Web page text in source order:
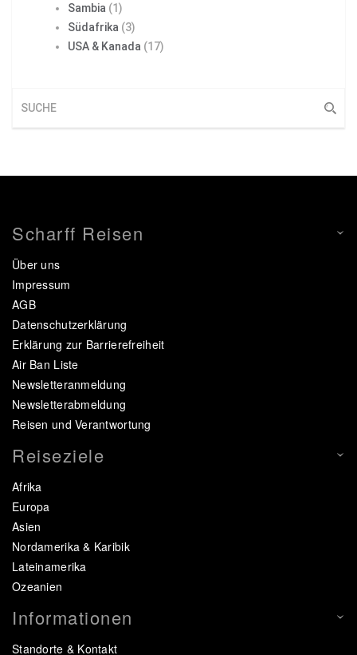
Sambia (1)
Südafrika (3)
USA & Kanada (17)
Scharff Reisen
Über uns
Impressum
AGB
Datenschutzerklärung
Erklärung zur Barrierefreiheit
Air Ban Liste
Newsletteranmeldung
Newsletterabmeldung
Reisen und Verantwortung
Reiseziele
Afrika
Europa
Asien
Nordamerika & Karibik
Lateinamerika
Ozeanien
Informationen
Standorte & Kontakt